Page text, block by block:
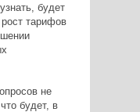
будет
тарифов
не
будет, в